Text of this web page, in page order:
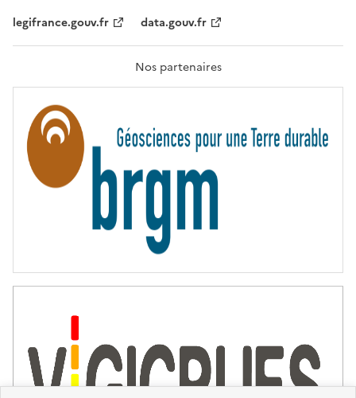
F
A
T
R
T
É
legifrance.gouv.fr
data.gouv.fr
Nos partenaires